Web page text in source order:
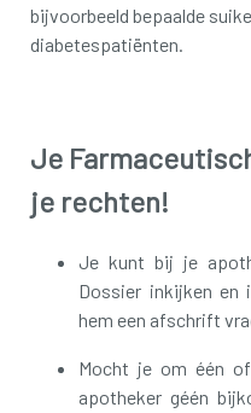
bijvoorbeeld bepaalde
diabetespatiënten.
Je
je rechten!
Je kunt bij je
Dossier inkijken en
hem een afschrift
Mocht je om één
apotheker géén